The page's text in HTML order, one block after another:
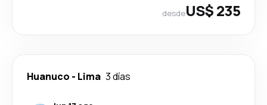
desdeUS$ 235
Huanuco - Lima 3 días